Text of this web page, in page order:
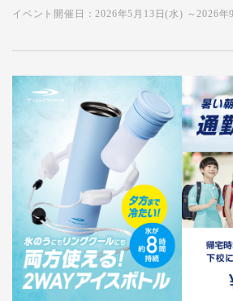
イベント開催日：2026年5月13日(水) ～2026年